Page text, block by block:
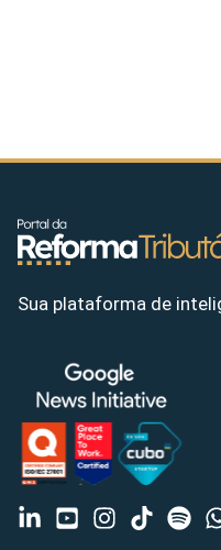
Sua plataforma de